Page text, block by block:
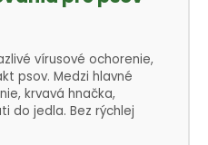
vírusové ochorenie,
psov. Medzi hlavné
krvavá hnačka,
do jedla. Bez rýchlej